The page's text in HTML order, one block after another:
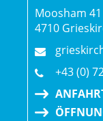
Hinterradbremse:
Scheibenbremse
SRAM CenterLine,
abgerundete
Max.
Moosham 41
4710
+43 (0)